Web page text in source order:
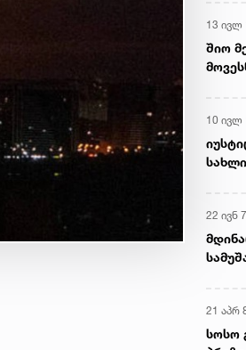
13 ივლ
შიო
10 ივლ
22 ივნ
21 აპრ
სოსო